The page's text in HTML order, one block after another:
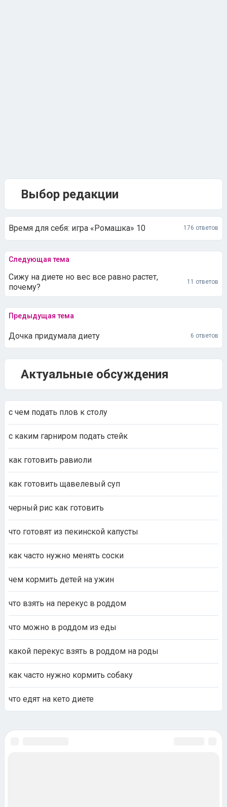
Выбор редакции
Время для себя: игра «Ромашка» 10 176 ответов
Следующая тема
Сижу на диете но вес все равно растет,
почему?
11 ответов
Предыдущая тема
Дочка придумала диету 6 ответов
Актуальные обсуждения
с чем подать плов к столу
с каким гарниром подать стейк
как готовить равиоли
как готовить щавелевый суп
черный рис как готовить
что готовят из пекинской капусты
как часто нужно менять соски
чем кормить детей на ужин
что взять на перекус в роддом
что можно в роддом из еды
какой перекус взять в роддом на роды
как часто нужно кормить собаку
что едят на кето диете